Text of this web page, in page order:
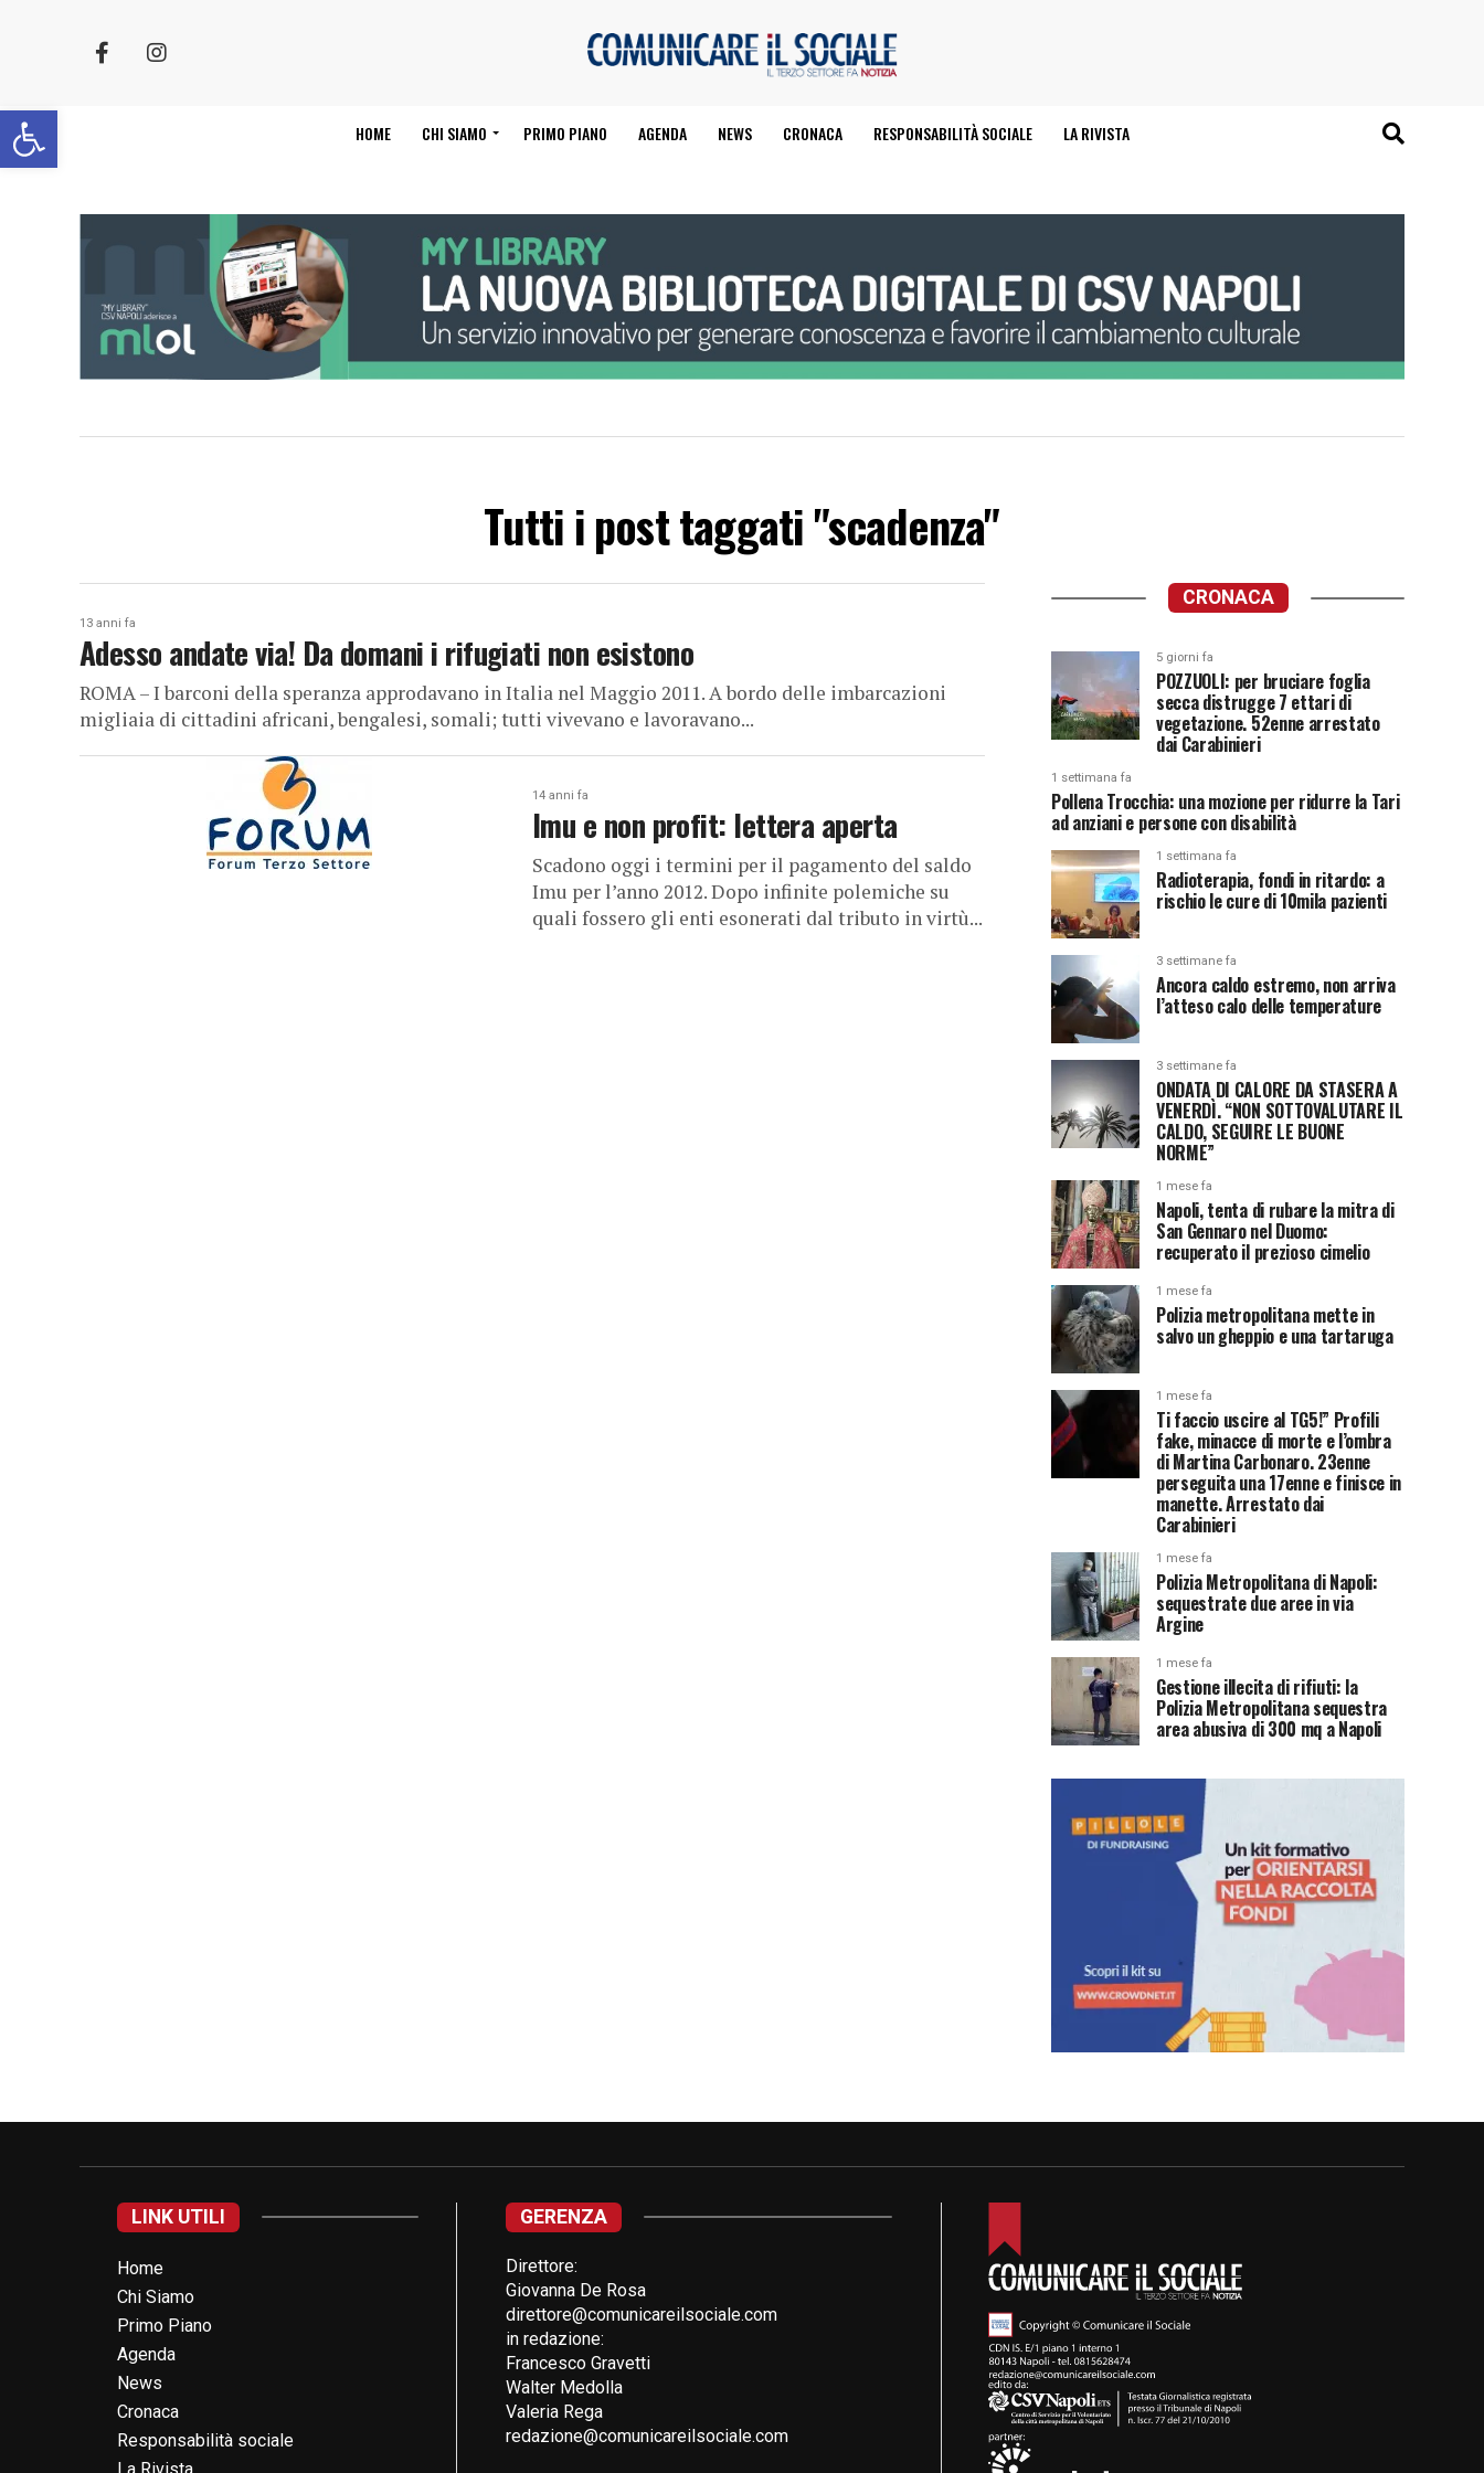
Apri la barra degli strumenti HOME CHI SIAMO PRIMO PIANO AGENDA NEWS CRONACA RESPONSABILITÀ SOCIALE LA RIVISTA
Tutti i post taggati "scadenza"
13 anni fa
Adesso andate via! Da domani i rifugiati non esistono
ROMA – I barconi della speranza approdavano in Italia nel Maggio 2011. A bordo delle imbarcazioni
migliaia di cittadini africani, bengalesi, somali; tutti vivevano e lavoravano...
14 anni fa
Imu e non profit: lettera aperta
Scadono oggi i termini per il pagamento del saldo
Imu per l’anno 2012. Dopo infinite polemiche su
quali fossero gli enti esonerati dal tributo in virtù...
CRONACA
5 giorni fa
POZZUOLI: per bruciare foglia
secca distrugge 7 ettari di
vegetazione. 52enne arrestato
dai Carabinieri
1 settimana fa
Pollena Trocchia: una mozione per ridurre la Tari
ad anziani e persone con disabilità
1 settimana fa
Radioterapia, fondi in ritardo: a
rischio le cure di 10mila pazienti
3 settimane fa
Ancora caldo estremo, non arriva
l’atteso calo delle temperature
3 settimane fa
ONDATA DI CALORE DA STASERA A
VENERDÌ. “NON SOTTOVALUTARE IL
CALDO, SEGUIRE LE BUONE
NORME”
1 mese fa
Napoli, tenta di rubare la mitra di
San Gennaro nel Duomo:
recuperato il prezioso cimelio
1 mese fa
Polizia metropolitana mette in
salvo un gheppio e una tartaruga
1 mese fa
Ti faccio uscire al TG5!” Profili
fake, minacce di morte e l’ombra
di Martina Carbonaro. 23enne
perseguita una 17enne e finisce in
manette. Arrestato dai
Carabinieri
1 mese fa
Polizia Metropolitana di Napoli:
sequestrate due aree in via
Argine
1 mese fa
Gestione illecita di rifiuti: la
Polizia Metropolitana sequestra
area abusiva di 300 mq a Napoli
LINK UTILI
Home
Chi Siamo
Primo Piano
Agenda
News
Cronaca
Responsabilità sociale
GERENZA
Direttore:
Giovanna De Rosa
direttore@comunicareilsociale.com
in redazione:
Francesco Gravetti
Walter Medolla
Valeria Rega
redazione@comunicareilsociale.com